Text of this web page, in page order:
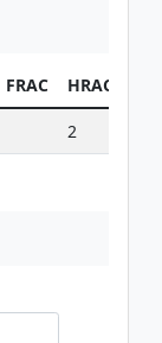
FRAC HRAC
2